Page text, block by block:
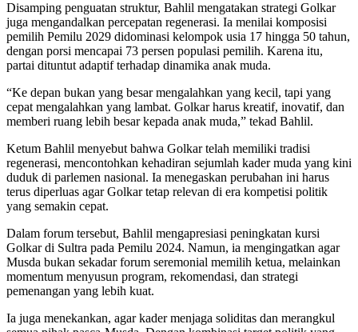
Disamping penguatan struktur, Bahlil mengatakan strategi Golkar
juga mengandalkan percepatan regenerasi. Ia menilai komposisi
pemilih Pemilu 2029 didominasi kelompok usia 17 hingga 50 tahun,
dengan porsi mencapai 73 persen populasi pemilih. Karena itu,
partai dituntut adaptif terhadap dinamika anak muda.
“Ke depan bukan yang besar mengalahkan yang kecil, tapi yang
cepat mengalahkan yang lambat. Golkar harus kreatif, inovatif, dan
memberi ruang lebih besar kepada anak muda,” tekad Bahlil.
Ketum Bahlil menyebut bahwa Golkar telah memiliki tradisi
regenerasi, mencontohkan kehadiran sejumlah kader muda yang kini
duduk di parlemen nasional. Ia menegaskan perubahan ini harus
terus diperluas agar Golkar tetap relevan di era kompetisi politik
yang semakin cepat.
Dalam forum tersebut, Bahlil mengapresiasi peningkatan kursi
Golkar di Sultra pada Pemilu 2024. Namun, ia mengingatkan agar
Musda bukan sekadar forum seremonial memilih ketua, melainkan
momentum menyusun program, rekomendasi, dan strategi
pemenangan yang lebih kuat.
Ia juga menekankan, agar kader menjaga soliditas dan merangkul